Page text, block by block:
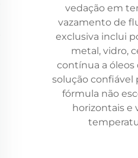
vedação em
vazamento de
exclusiva inclui
metal, vidro,
contínua a
solução confiável
fórmula não
horizontais e